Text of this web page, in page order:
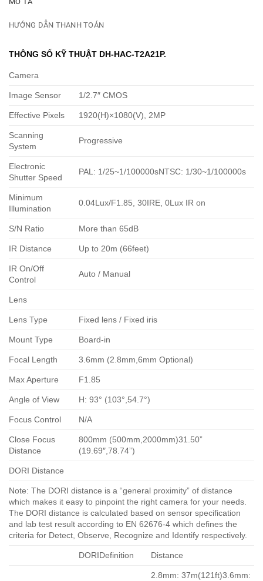
HƯỚNG DẪN THANH TOÁN
THÔNG SỐ KỸ THUẬT DH-HAC-T2A21P.
Camera
Image Sensor 1/2.7″ CMOS
Effective Pixels 1920(H)×1080(V), 2MP
Scanning
System
Progressive
Electronic
Shutter Speed
PAL: 1/25~1/100000sNTSC: 1/30~1/100000s
Minimum
Illumination
0.04Lux/F1.85, 30IRE, 0Lux IR on
S/N Ratio More than 65dB
IR Distance Up to 20m (66feet)
IR On/Off
Control
Auto / Manual
Lens
Lens Type Fixed lens / Fixed iris
Mount Type Board-in
Focal Length 3.6mm (2.8mm,6mm Optional)
Max Aperture F1.85
Angle of View H: 93° (103°,54.7°)
Focus Control N/A
Close Focus
Distance
800mm (500mm,2000mm)31.50”
(19.69″,78.74”)
DORI Distance
Note: The DORI distance is a “general proximity” of distance
which makes it easy to pinpoint the right camera for your needs.
The DORI distance is calculated based on sensor specification
and lab test result according to EN 62676-4 which defines the
criteria for Detect, Observe, Recognize and Identify respectively.
DORIDefinition Distance
2.8mm: 37m(121ft)3.6mm: